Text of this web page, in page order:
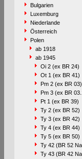
Bulgarien
Luxemburg
Niederlande
Österreich
Polen
ab 1918
ab 1945
Oi 2 (ex BR 24)
Ot 1 (ex BR 41)
Pm 2 (ex BR 03)
Pm 3 (ex BR
Pt 1 (ex BR 39)
Ty 2 (ex BR 52)
Ty 3 (ex BR 42)
Ty 4 (ex BR 44)
Ty 5 (ex BR 50)
Ty 42 (BR 52
Ty 43 (BR 42